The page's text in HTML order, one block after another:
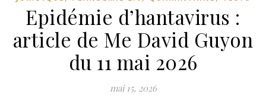
Epidémie d’hantavirus :
article de Me David Guyon
du 11 mai 2026
mai 15, 2026